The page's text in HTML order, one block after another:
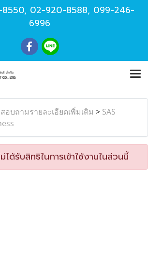
, 02-920-8588, 099-246-
6996
สอบถามรายละเอียดเพิ่มเติม > SAS
ด้รับสิทธิในการเข้าใช้งานในส่วนนี้